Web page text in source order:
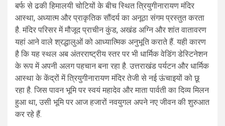
बर्फ से ढकी हिमालयी चोटियों के बीच स्थित त्रियुगीनारायण मंदिर
आस्था, अध्यात्म और प्राकृतिक सौंदर्य का अनूठा संगम प्रस्तुत करता
है. मंदिर परिसर में मौजूद प्राचीन कुंड, अखंड अग्नि और शांत वातावरण
यहां आने वाले श्रद्धालुओं को आध्यात्मिक अनुभूति कराते हैं. यही कारण
है कि यह स्थल अब अंतरराष्ट्रीय स्तर पर भी धार्मिक वेडिंग डेस्टिनेशन
के रूप में अपनी अलग पहचान बना रहा है. उत्तराखंड पर्यटन और धार्मिक
आस्था के केंद्रों में त्रियुगीनारायण मंदिर तेजी से नई ऊंचाइयों को छू
रहा है. जिस पावन भूमि पर स्वयं महादेव और माता पार्वती का दिव्य मिलन
हुआ था, उसी भूमि पर आज हजारों नवयुगल अपने नए जीवन की शुरुआत
कर रहे हैं.